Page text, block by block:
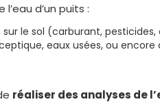
d’un puits :
le sol (carburant, pesticides,
eaux usées, ou encore
réaliser des analyses de